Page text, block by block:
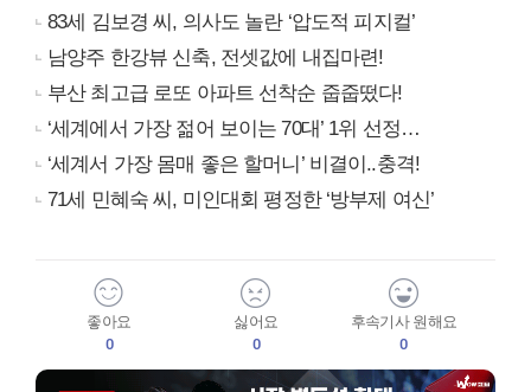
83세 김보경 씨, 의사도 놀란 ‘압도적 피지컬’
남양주 한강뷰 신축, 전셋값에 내집마련!
부산 최고급 로또 아파트 선착순 줍줍떴다!
‘세계에서 가장 젊어 보이는 70대’ 1위 선정…
‘세계서 가장 몸매 좋은 할머니’ 비결이..충격!
71세 민혜숙 씨, 미인대회 평정한 ‘방부제 여신’
좋아요
0
싫어요
0
후속기사 원해요
0